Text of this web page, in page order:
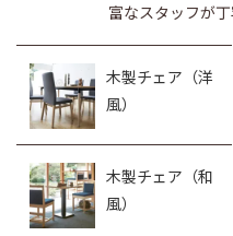
カテゴ
「イメージする
テゴリか分から
っている商品が
たお悩みをお持
気軽にお問い合
富なスタッフが